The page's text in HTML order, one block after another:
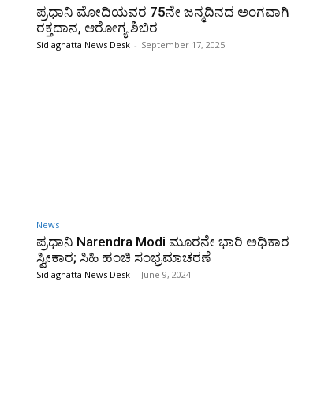
ಪ್ರಧಾನಿ ಮೋದಿಯವರ 75ನೇ ಜನ್ಮದಿನದ ಅಂಗವಾಗಿ
ರಕ್ತದಾನ, ಆರೋಗ್ಯ ಶಿಬಿರ
Sidlaghatta News Desk - September 17, 2025
News
ಪ್ರಧಾನಿ Narendra Modi ಮೂರನೇ ಭಾರಿ ಅಧಿಕಾರ
ಸ್ವೀಕಾರ; ಸಿಹಿ ಹಂಚಿ ಸಂಭ್ರಮಾಚರಣೆ
Sidlaghatta News Desk - June 9, 2024